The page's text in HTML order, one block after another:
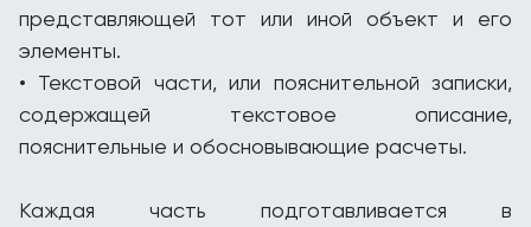
представляющей тот или иной объект и его
элементы.
• Текстовой части, или пояснительной записки,
содержащей текстовое описание,
пояснительные и обосновывающие расчеты.
Каждая часть подготавливается в